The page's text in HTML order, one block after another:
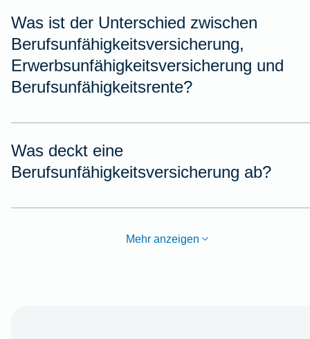
Was ist der Unterschied zwischen
Berufsunfähigkeitsversicherung,
Erwerbsunfähigkeitsversicherung und
Berufsunfähigkeitsrente?
Was deckt eine
Berufsunfähigkeitsversicherung ab?
Mehr anzeigen